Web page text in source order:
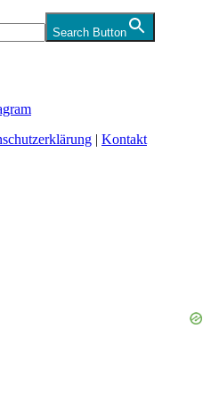
Search Button
| Kontakt